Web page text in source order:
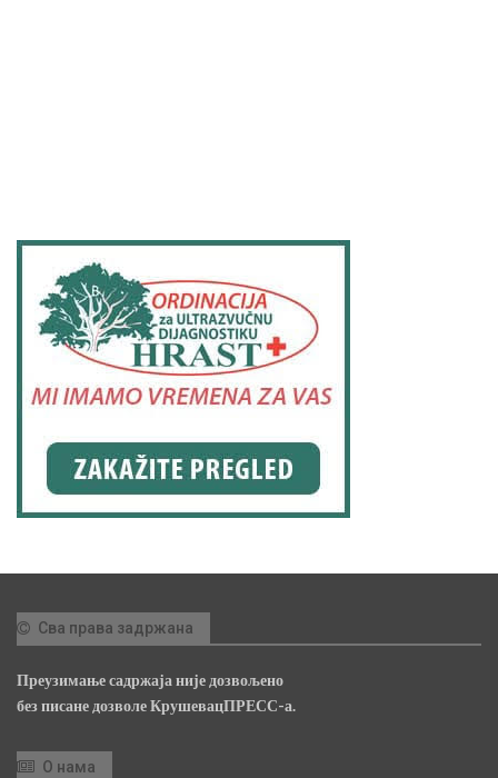
Сва права задржана
Преузимање садржаја није дозвољено
без писане дозволе КрушевацПРЕСС-а.
О нама